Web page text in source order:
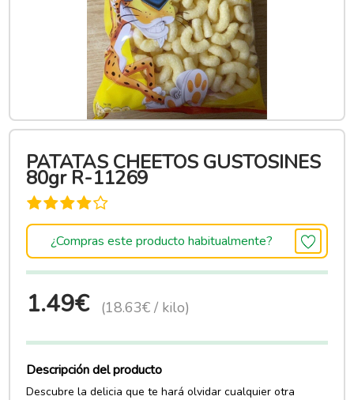
PATATAS CHEETOS GUSTOSINES
80gr R-11269
¿Compras este producto habitualmente?
1.49€ (18.63€ / kilo)
Descripción del producto
Descubre la delicia que te hará olvidar cualquier otra